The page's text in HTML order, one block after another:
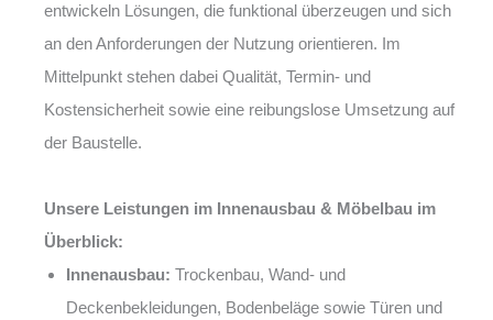
entwickeln Lösungen, die funktional überzeugen und sich
an den Anforderungen der Nutzung orientieren. Im
Mittelpunkt stehen dabei Qualität, Termin- und
Kostensicherheit sowie eine reibungslose Umsetzung auf
der Baustelle.
Unsere Leistungen im Innenausbau & Möbelbau im
Überblick:
Innenausbau: Trockenbau, Wand- und
Deckenbekleidungen, Bodenbeläge sowie Türen und